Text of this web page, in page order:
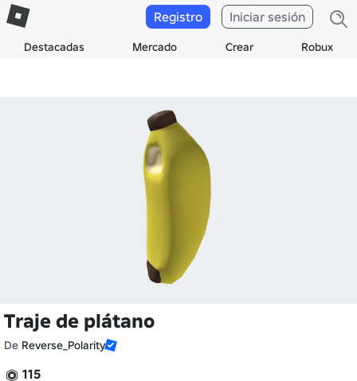
Destacadas Mercado Crear Robux
Registro Iniciar sesión
Traje de plátano
De Reverse_Polarity
115